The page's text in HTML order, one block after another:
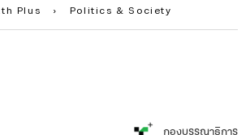
Plus › Politics & Society